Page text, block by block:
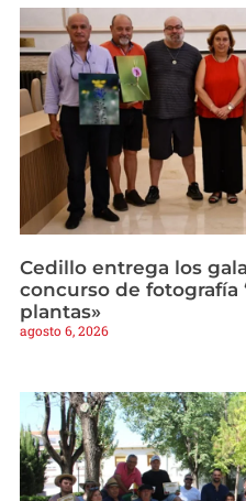
Cedillo entrega los
concurso de fotografía
plantas»
agosto 6, 2026